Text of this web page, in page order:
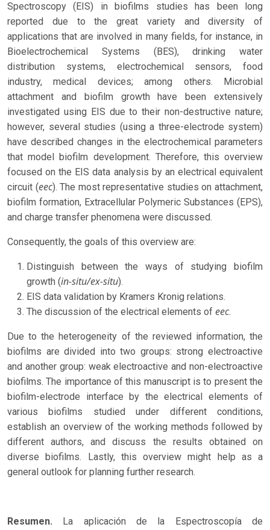
Spectroscopy (EIS) in biofilms studies has been long
reported due to the great variety and diversity of
applications that are involved in many fields, for instance, in
Bioelectrochemical Systems (BES), drinking water
distribution systems, electrochemical sensors, food
industry, medical devices; among others. Microbial
attachment and biofilm growth have been extensively
investigated using EIS due to their non-destructive nature;
however, several studies (using a three-electrode system)
have described changes in the electrochemical parameters
that model biofilm development. Therefore, this overview
focused on the EIS data analysis by an electrical equivalent
circuit (eec). The most representative studies on attachment,
biofilm formation, Extracellular Polymeric Substances (EPS),
and charge transfer phenomena were discussed.
Consequently, the goals of this overview are:
Distinguish between the ways of studying biofilm
growth (in-situ/ex-situ).
EIS data validation by Kramers Kronig relations.
The discussion of the electrical elements of eec.
Due to the heterogeneity of the reviewed information, the
biofilms are divided into two groups: strong electroactive
and another group: weak electroactive and non-electroactive
biofilms. The importance of this manuscript is to present the
biofilm-electrode interface by the electrical elements of
various biofilms studied under different conditions,
establish an overview of the working methods followed by
different authors, and discuss the results obtained on
diverse biofilms. Lastly, this overview might help as a
general outlook for planning further research.
Resumen. La aplicación de la Espectroscopía de